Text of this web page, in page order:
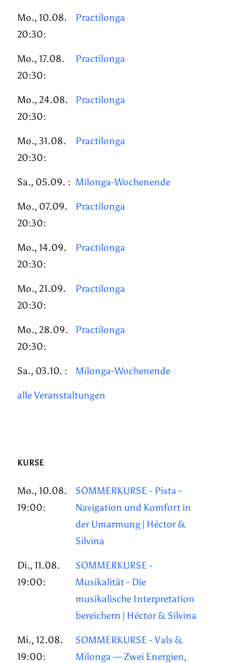
Mo., 10.08.
20:30:
Practilonga
Mo., 17.08.
20:30:
Practilonga
Mo., 24.08.
20:30:
Practilonga
Mo., 31.08.
20:30:
Practilonga
Sa., 05.09. : Milonga-Wochenende
Mo., 07.09.
20:30:
Practilonga
Mo., 14.09.
20:30:
Practilonga
Mo., 21.09.
20:30:
Practilonga
Mo., 28.09.
20:30:
Practilonga
Sa., 03.10. : Milonga-Wochenende
alle Veranstaltungen
KURSE
Mo., 10.08.
19:00:
SOMMERKURSE - Pista -
Navigation und Komfort in
der Umarmung | Héctor &
Silvina
Di., 11.08.
19:00:
SOMMERKURSE -
Musikalität - Die
musikalische Interpretation
bereichern | Héctor & Silvina
Mi., 12.08.
19:00:
SOMMERKURSE - Vals &
Milonga — Zwei Energien,